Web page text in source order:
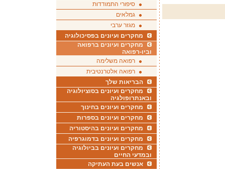
סיפורי התמודדות
גמלאים
מגזר ערבי
מחקרים ועיונים בפסיכולוגיה
מחקרים ועיונים ברפואה
וביו-רפואה
רפואה משלימה
רפואה אלטרנטיבית
הבריאות שלך
מחקרים ועיונים בסוציולוגיה
ובאנתרופולגיה
מחקרים ועיונים בחינוך
מחקרים ועיונים בספרות
מחקרים ועיונים בהיסטוריה
מחקרים ועיונים בדמוגרפיה
מחקרים ועיונים בביולוגיה
ובמדעי החיים
אנשים בעת העתיקה